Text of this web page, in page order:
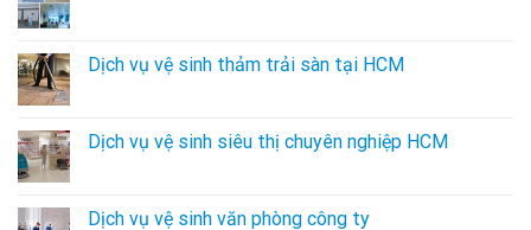
Dịch vụ vệ sinh thảm trải sàn tại HCM
Dịch vụ vệ sinh siêu thị chuyên nghiệp HCM
Dịch vụ vệ sinh văn phòng công ty